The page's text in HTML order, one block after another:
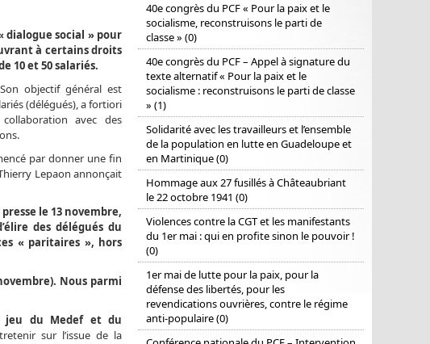
dialogue social » pour
à certains droits
10 et 50 salariés.
objectif général est
(délégués), a fortiori
avec des
par donner une fin
Lepaon annonçait
le 13 novembre,
des délégués du
« paritaires », hors
Nous parmi
jeu du Medef et du
sur l’issue de la
40e congrès du PCF « Pour la paix et le
socialisme, reconstruisons le parti de
classe » (0)
40e congrès du PCF – Appel à signature du
texte alternatif « Pour la paix et le
socialisme : reconstruisons le parti de classe
» (1)
Solidarité avec les travailleurs et l’ensemble
de la population en lutte en Guadeloupe et
en Martinique (0)
Hommage aux 27 fusillés à Châteaubriant
le 22 octobre 1941 (0)
Violences contre la CGT et les manifestants
du 1er mai : qui en profite sinon le pouvoir !
(0)
1er mai de lutte pour la paix, pour la
défense des libertés, pour les
revendications ouvrières, contre le régime
anti-populaire (0)